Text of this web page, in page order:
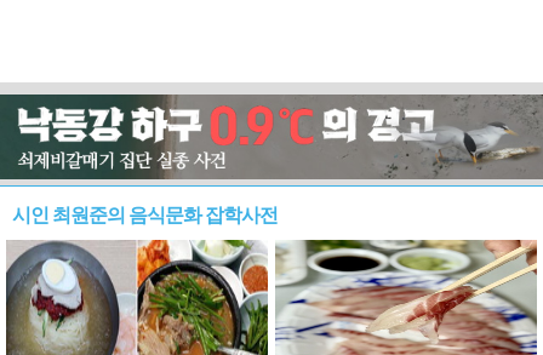
시인 최원준의 음식문화 잡학사전